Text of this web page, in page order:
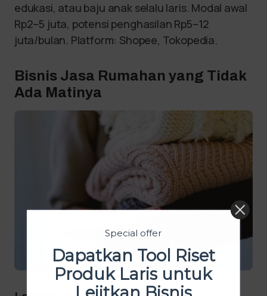
edukasi, atau baju anak selalu laris. Modal awal
Rp2–5 juta, potensi penghasilan Rp5–12
juta/bulan. Platform: Shopee, Tokopedia.
Bisnis Jasa Rumahan yang Tidak
Ada Matinya
Special offer
Dapatkan Tool Riset
Produk Laris untuk